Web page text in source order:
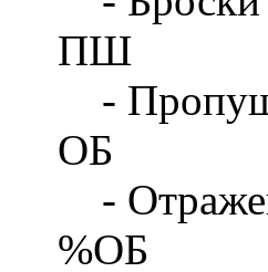
ПШ
-
ОБ
-
%ОБ